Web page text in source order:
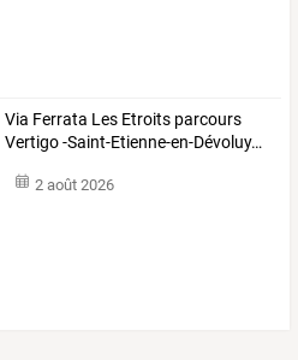
Via Ferrata Les Etroits parcours
Vertigo-Saint-Etienne-en-Dévoluy…
2 août 2026